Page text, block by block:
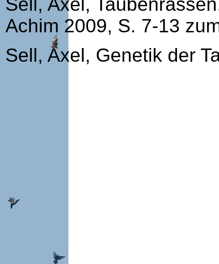
Achim 2009, S. 7-13
Sell, Axel, Genetik der